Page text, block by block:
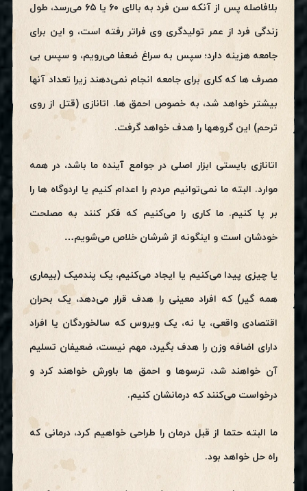
بلافاصله پس از آنکه سن فرد به بالای ۶۰ یا ۶۵ می‌رسد، طول
زندگی فرد از عمر تولیدگری وی فراتر رفته است، و این برای
جامعه هزینه دارد؛ سپس به سراغ ضعفا می‌رویم، و سپس بی
مصرف ها که کاری برای جامعه انجام نمی‌دهند زیرا تعداد آنها
بیشتر خواهد شد، به خصوص احمق ها. اتانازی (قتل از روی
ترحم) این گروهها را هدف خواهد گرفت.
اتانازی بایستی ابزار اصلی در جوامع آینده ما باشد، در همه
موارد. البته ما نمی‌توانیم مردم را اعدام کنیم یا اردوگاه ها را
بر پا کنیم. ما کاری را می‌کنیم که فکر کنند به مصلحت
خودشان است و اینگونه از شرشان خلاص می‌شویم…
یا چیزی پیدا می‌کنیم یا ایجاد می‌کنیم، یک پندمیک (بیماری
همه گیر) که افراد معینی را هدف قرار می‌دهد، یک بحران
اقتصادی واقعی، یا نه، یک ویروس که سالخوردگان یا افراد
دارای اضافه وزن را هدف بگیرد، مهم نیست، ضعیفان تسلیم
آن خواهند شد، ترسوها و احمق ها باورش خواهند کرد و
درخواست می‌کنند که درمانشان کنیم.
ما البته حتما از قبل درمان را طراحی خواهیم کرد، درمانی که
راه حل خواهد بود.